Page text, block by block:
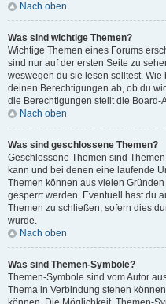
Nach oben
Was sind wichtige Themen?
Wichtige Themen eines Forums
sind nur auf der ersten Seite zu
weswegen du sie lesen solltest.
deinen Berechtigungen ab, ob du
die Berechtigungen stellt die Board-
Nach oben
Was sind geschlossene Themen?
Geschlossene Themen sind
kann und bei denen eine laufende
Themen können aus vielen
gesperrt werden. Eventuell hast du
Themen zu schließen, sofern dies
wurde.
Nach oben
Was sind Themen-Symbole?
Themen-Symbole sind vom Autor
Thema in Verbindung stehen